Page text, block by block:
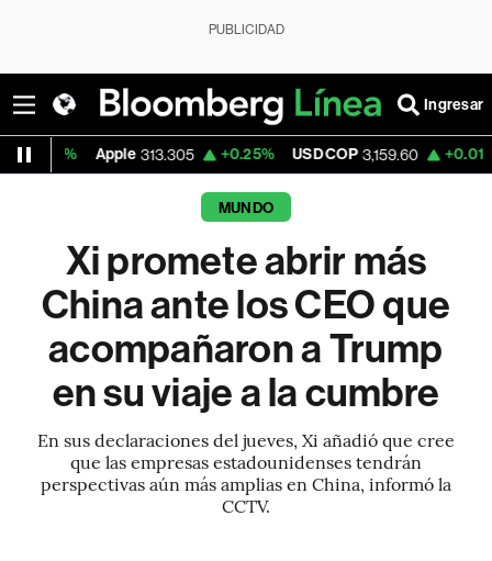
PUBLICIDAD
Ingresar
Apple 313.305 +0.25% USD COP 3,159.60 +0.01% Tesla
MUNDO
Xi promete abrir más
China ante los CEO que
acompañaron a Trump
en su viaje a la cumbre
En sus declaraciones del jueves, Xi añadió que cree
que las empresas estadounidenses tendrán
perspectivas aún más amplias en China, informó la
CCTV.